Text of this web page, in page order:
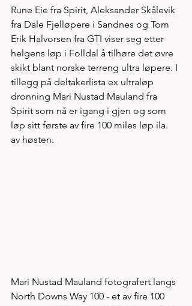
Rune Eie fra Spirit, Aleksander Skålevik
fra Dale Fjelløpere i Sandnes og Tom
Erik Halvorsen fra GTI viser seg etter
helgens løp i Folldal å tilhøre det øvre
skikt blant norske terreng ultra løpere. I
tillegg på deltakerlista ex ultraløp
dronning Mari Nustad Mauland fra
Spirit som nå er igang i gjen og som
løp sitt første av fire 100 miles løp ila.
av høsten.
Mari Nustad Mauland fotografert langs
North Downs Way 100 - et av fire 100